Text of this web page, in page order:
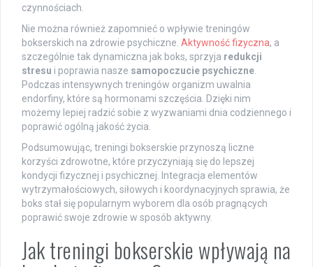
czynnościach.
Nie można również zapomnieć o wpływie treningów
bokserskich na zdrowie psychiczne. Aktywność fizyczna, a
szczególnie tak dynamiczna jak boks, sprzyja redukcji
stresu i poprawia nasze samopoczucie psychiczne.
Podczas intensywnych treningów organizm uwalnia
endorfiny, które są hormonami szczęścia. Dzięki nim
możemy lepiej radzić sobie z wyzwaniami dnia codziennego i
poprawić ogólną jakość życia.
Podsumowując, treningi bokserskie przynoszą liczne
korzyści zdrowotne, które przyczyniają się do lepszej
kondycji fizycznej i psychicznej. Integracja elementów
wytrzymałościowych, siłowych i koordynacyjnych sprawia, że
boks stał się popularnym wyborem dla osób pragnących
poprawić swoje zdrowie w sposób aktywny.
Jak treningi bokserskie wpływają na